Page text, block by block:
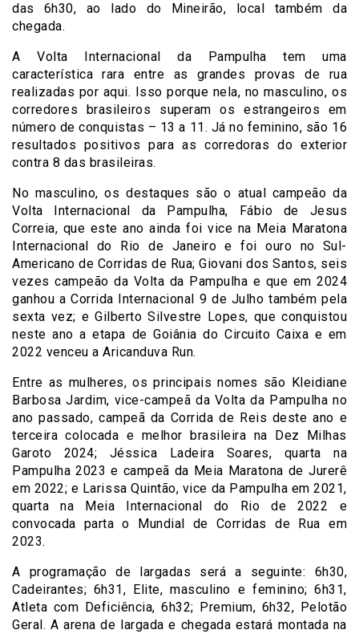
das 6h30, ao lado do Mineirão, local também da
chegada.
A Volta Internacional da Pampulha tem uma
característica rara entre as grandes provas de rua
realizadas por aqui. Isso porque nela, no masculino, os
corredores brasileiros superam os estrangeiros em
número de conquistas – 13 a 11. Já no feminino, são 16
resultados positivos para as corredoras do exterior
contra 8 das brasileiras.
No masculino, os destaques são o atual campeão da
Volta Internacional da Pampulha, Fábio de Jesus
Correia, que este ano ainda foi vice na Meia Maratona
Internacional do Rio de Janeiro e foi ouro no Sul-
Americano de Corridas de Rua; Giovani dos Santos, seis
vezes campeão da Volta da Pampulha e que em 2024
ganhou a Corrida Internacional 9 de Julho também pela
sexta vez; e Gilberto Silvestre Lopes, que conquistou
neste ano a etapa de Goiânia do Circuito Caixa e em
2022 venceu a Aricanduva Run.
Entre as mulheres, os principais nomes são Kleidiane
Barbosa Jardim, vice-campeã da Volta da Pampulha no
ano passado, campeã da Corrida de Reis deste ano e
terceira colocada e melhor brasileira na Dez Milhas
Garoto 2024; Jéssica Ladeira Soares, quarta na
Pampulha 2023 e campeã da Meia Maratona de Jurerê
em 2022; e Larissa Quintão, vice da Pampulha em 2021,
quarta na Meia Internacional do Rio de 2022 e
convocada parta o Mundial de Corridas de Rua em
2023.
A programação de largadas será a seguinte: 6h30,
Cadeirantes; 6h31, Elite, masculino e feminino; 6h31,
Atleta com Deficiência, 6h32; Premium, 6h32, Pelotão
Geral. A arena de largada e chegada estará montada na